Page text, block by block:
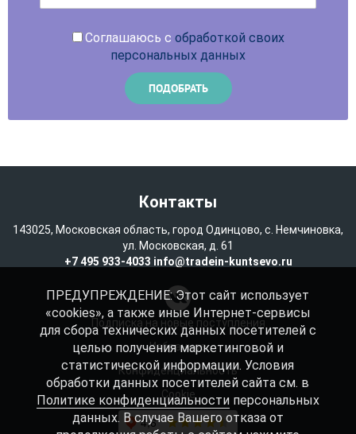
Соглашаюсь с обработкой своих
персональных данных
Контакты
143025, Московская область, город Одинцово, с. Немчиновка,
ул. Московская, д. 61
+7 495 933-4033 info@tradein-kuntsevo.ru
Подписка на новые поступления
Избранное
Конфиденциальность
Cookie
ПРЕДУПРЕЖДЕНИЕ: Этот сайт использует
«cookies», а также иные Интернет-сервисы
для сбора технических данных посетителей с
целью получения маркетинговой и
статистической информации. Условия
обработки данных посетителей сайта см. в
Политике конфиденциальностиперсональных
данных. В случае Вашего отказа от